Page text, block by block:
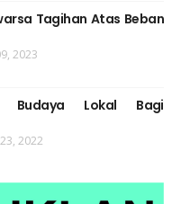
Tagihan Atas Beban
2023
Budaya Lokal Bagi
2022